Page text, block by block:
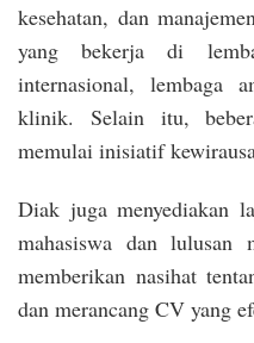
kesehatan, dan
yang bekerja di
internasional, lembaga
klinik. Selain itu,
memulai inisiatif
Diak juga menyediakan
mahasiswa dan lulusan
memberikan nasihat
dan merancang CV yang